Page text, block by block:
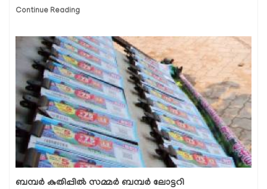
Continue Reading
ബമ്പർ കുതിപ്പിൽ സമ്മർ ബമ്പർ ലോട്ടറി